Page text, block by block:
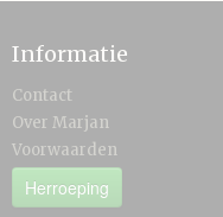
Informatie
Contact
Over Marjan
Voorwaarden
Herroeping